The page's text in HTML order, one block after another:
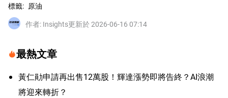
標籤: 原油
作者: Insights更新於 2026-06-16 07:14
最熱文章
黃仁勛申請再出售12萬股！輝達漲勢即將告終？AI浪潮
將迎來轉折？